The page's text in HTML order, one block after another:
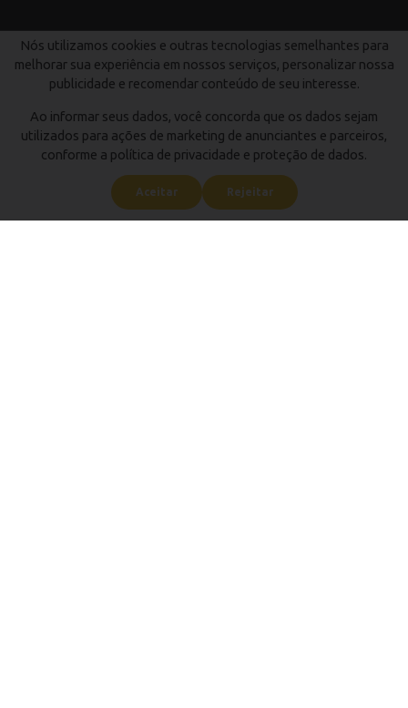
Nós utilizamos cookies e outras tecnologias semelhantes para
melhorar sua experiência em nossos serviços, personalizar nossa
publicidade e recomendar conteúdo de seu interesse.
Ao informar seus dados, você concorda que os dados sejam
utilizados para ações de marketing de anunciantes e parceiros,
conforme a política de privacidade e proteção de dados.
Aceitar Rejeitar